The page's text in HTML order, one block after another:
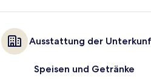
Ausstattung der
Speisen und Getränke